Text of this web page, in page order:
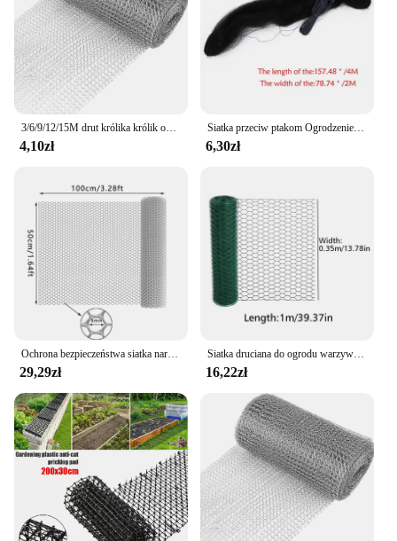
3/6/9/12/15M drut królika królik ochrona gryzoni siatka ogrodowa ze stali nierdzewnej do wypełnienia otworów chroń sadzonki i nasiona
4,10zł
Siatka przeciw ptakom Ogrodzenie ogrodowe Siatka ochronna Ogrodzenie Siatka przeciw szkodnikom Siatka na drzewo owocowe Siatka pułapki Narzędzie rolnicze
6,30zł
Ochrona bezpieczeństwa siatka narzędzia ogrodnicze uniwersalna plastikowa sieć siatka ochronna z otworami 8mm do ogrodnictwa drób kwiatowa siatka
29,29zł
Siatka druciana do ogrodu warzywnego Hodowla królików Ręcznie robiona klatka dla kurczaków Siatka ochronna do roślin Diy Wisząca na ścianie / stała siatka
16,22zł